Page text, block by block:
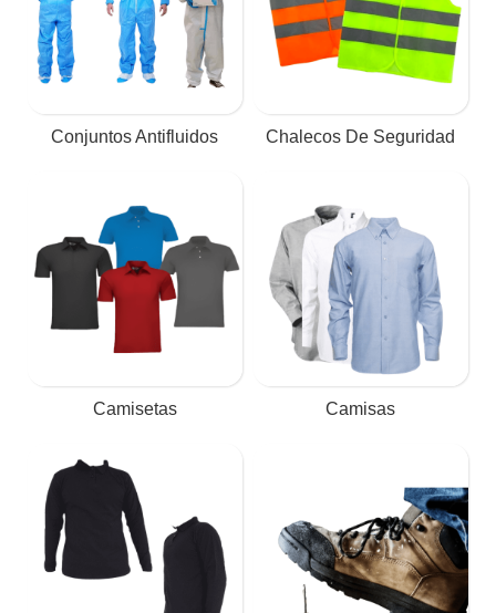
Conjuntos Antifluidos Chalecos De Seguridad
Camisetas Camisas